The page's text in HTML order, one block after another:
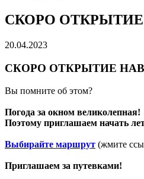
СКОРО
20.04.2023
СКОРО ОТКРЫТИЕ
Вы помните об этом?
Погода за окном великолепная!
Поэтому приглашаем начать
Выбирайте маршрут (жмите
Приглашаем за путевками!